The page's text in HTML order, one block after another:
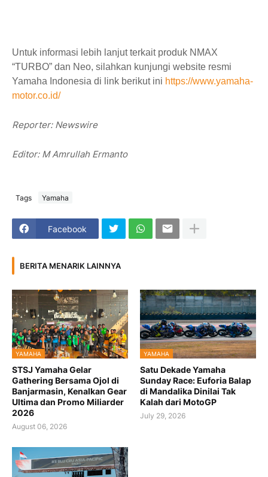
Untuk informasi lebih lanjut terkait produk NMAX
“TURBO” dan Neo, silahkan kunjungi website resmi
Yamaha Indonesia di link berikut ini https://www.yamaha-
motor.co.id/
Reporter: Newswire
Editor: M Amrullah Ermanto
Tags Yamaha
Facebook
BERITA MENARIK LAINNYA
YAMAHA
STSJ Yamaha Gelar
Gathering Bersama Ojol di
Banjarmasin, Kenalkan Gear
Ultima dan Promo Miliarder
2026
August 06, 2026
YAMAHA
Satu Dekade Yamaha
Sunday Race: Euforia Balap
di Mandalika Dinilai Tak
Kalah dari MotoGP
July 29, 2026